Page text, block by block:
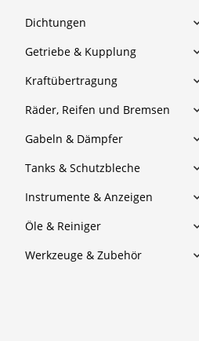
Dichtungen
Getriebe & Kupplung
Kraftübertragung
Räder, Reifen und Bremsen
Gabeln & Dämpfer
Tanks & Schutzbleche
Instrumente & Anzeigen
Öle & Reiniger
Werkzeuge & Zubehör